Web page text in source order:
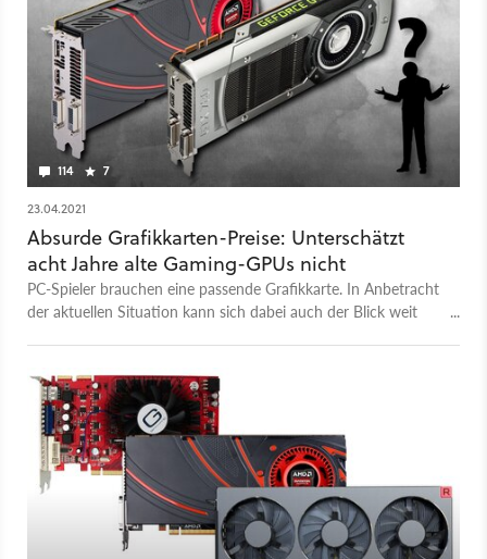
114 7
23.04.2021
Absurde Grafikkarten-Preise: Unterschätzt
acht Jahre alte Gaming-GPUs nicht
PC-Spieler brauchen eine passende Grafikkarte. In Anbetracht
der aktuellen Situation kann sich dabei auch der Blick weit